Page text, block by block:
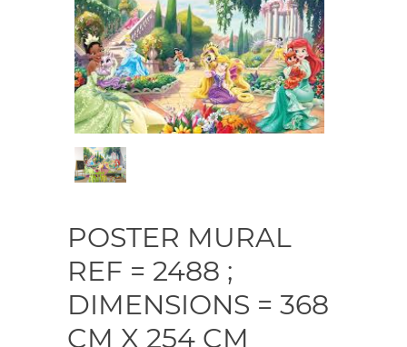
POSTER MURAL
REF = 2488 ;
DIMENSIONS = 368
CM X 254 CM